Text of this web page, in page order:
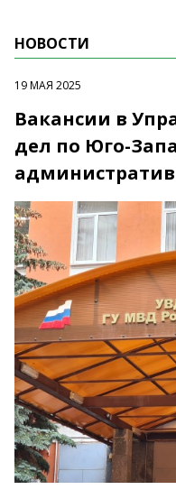
НОВОСТИ
19 МАЯ 2025
Вакансии в
дел по Юго-